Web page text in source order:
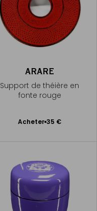
ARARE
Support de théière en
fonte rouge
Acheter 35 €
Ajouter